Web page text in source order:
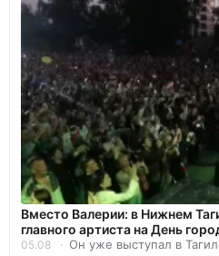
Вместо Валерии: в Нижнем
главного артиста на День
05.08 Он уже выступал в